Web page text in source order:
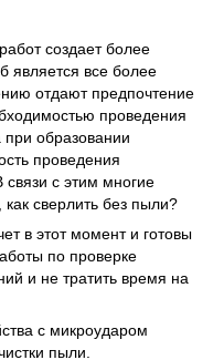
создает более
является все более
отдают предпочтение
проведения
образовании
проведения
с этим многие
сверлить без пыли?
в этот момент и готовы
по проверке
и не тратить время на
с микроударом
пыли.